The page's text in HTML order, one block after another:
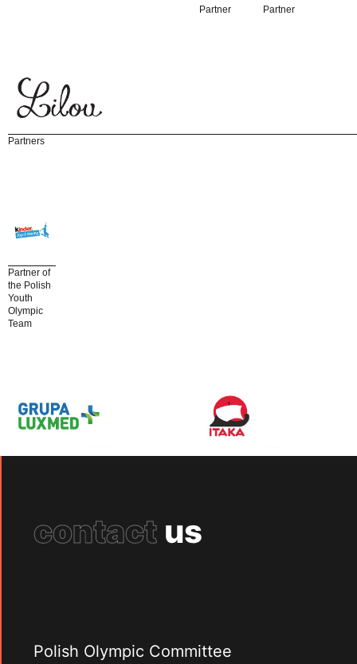
Partner
Partner
Partners
Partner of
the Polish
Youth
Olympic
Team
contact us
Polish Olympic Committee